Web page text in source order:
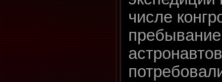
числе